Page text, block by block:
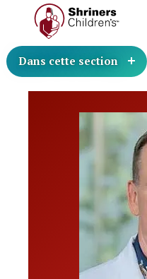
Dans cette section